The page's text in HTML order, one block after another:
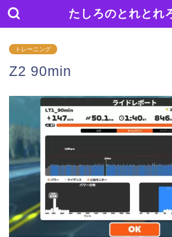
たしろのとれとれ
トレーニング
Z2 90min